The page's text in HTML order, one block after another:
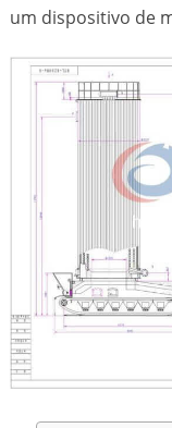
um dispositivo de